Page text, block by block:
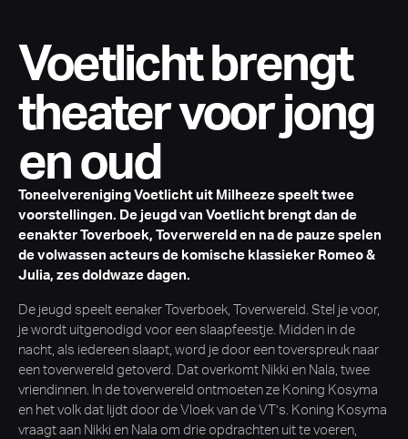
Voetlicht brengt
theater voor jong
en oud
Toneelvereniging Voetlicht uit Milheeze speelt twee
voorstellingen. De jeugd van Voetlicht brengt dan de
eenakter Toverboek, Toverwereld en na de pauze spelen
de volwassen acteurs de komische klassieker Romeo &
Julia, zes doldwaze dagen.
De jeugd speelt eenaker Toverboek, Toverwereld. Stel je voor,
je wordt uitgenodigd voor een slaapfeestje. Midden in de
nacht, als iedereen slaapt, word je door een toverspreuk naar
een toverwereld getoverd. Dat overkomt Nikki en Nala, twee
vriendinnen. In de toverwereld ontmoeten ze Koning Kosyma
en het volk dat lijdt door de Vloek van de VT’s. Koning Kosyma
vraagt aan Nikki en Nala om drie opdrachten uit te voeren,